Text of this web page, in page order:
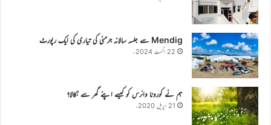
Mendig سے جلسہ سالانہ جرمنی کی تیاری کی ایک رپورٹ
22 اگست 2024ء
ہم نے کورونا وائرس کو کیسے اپنے گھر سے نکالا؟
21 اپریل 2020ء